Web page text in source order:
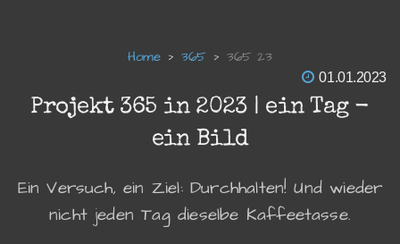
365 365 23
01.01.2023
Projekt 365 in 2023 | ein Tag -
ein Bild
Ein Versuch, ein Ziel: Durchhalten! Und wieder
nicht jeden Tag dieselbe Kaffeetasse.